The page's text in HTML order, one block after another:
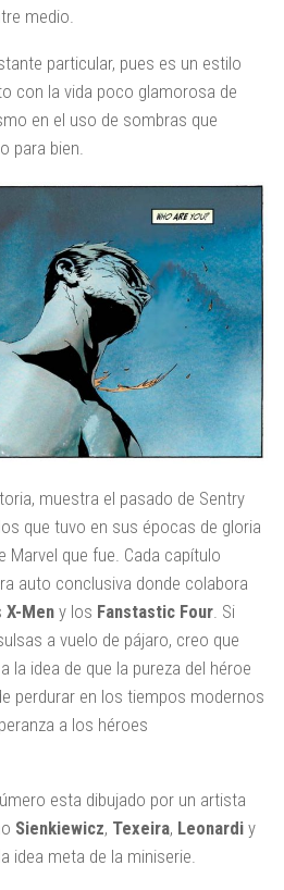
medio.
particular, pues es un estilo
con la vida poco glamorosa de
en el uso de sombras que
para bien.
muestra el pasado de Sentry
que tuvo en sus épocas de gloria
que fue. Cada capítulo
auto conclusiva donde colabora
X-Men y los Fanstastic Four . Si
a vuelo de pájaro, creo que
la idea de que la pureza del héroe
perdurar en los tiempos modernos
a los héroes
esta dibujado por un artista
Sienkiewicz, Texeira, Leonardi y
idea meta de la miniserie.